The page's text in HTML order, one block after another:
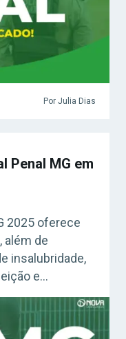
Por Julia Dias
Penal MG em
2025 oferece
além de
insalubridade,
e
Veja todos os
e vantagens